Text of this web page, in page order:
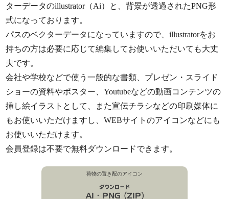
ターデータのillustrator（Ai）と、背景が透過されたPNG形
式になっております。
パスのベクターデータになっていますので、illustratorをお
持ちの方は必要に応じて編集してお使いいただいても大丈
夫です。
会社や学校などで使う一般的な書類、プレゼン・スライド
ショーの資料やポスター、Youtubeなどの動画コンテンツの
挿し絵イラストとして、また宣伝チラシなどの印刷媒体に
もお使いいただけますし、WEBサイトのアイコンなどにも
お使いいただけます。
会員登録は不要で無料ダウンロードできます。
荷物の置き配のアイコン